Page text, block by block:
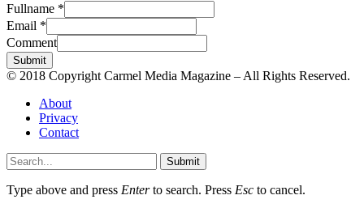
Fullname *
Email *
Comment
Submit
© 2018 Copyright Carmel Media Magazine – All Rights Reserved.
About
Privacy
Contact
Submit
Type above and press Enterto search. Press Esc to cancel.